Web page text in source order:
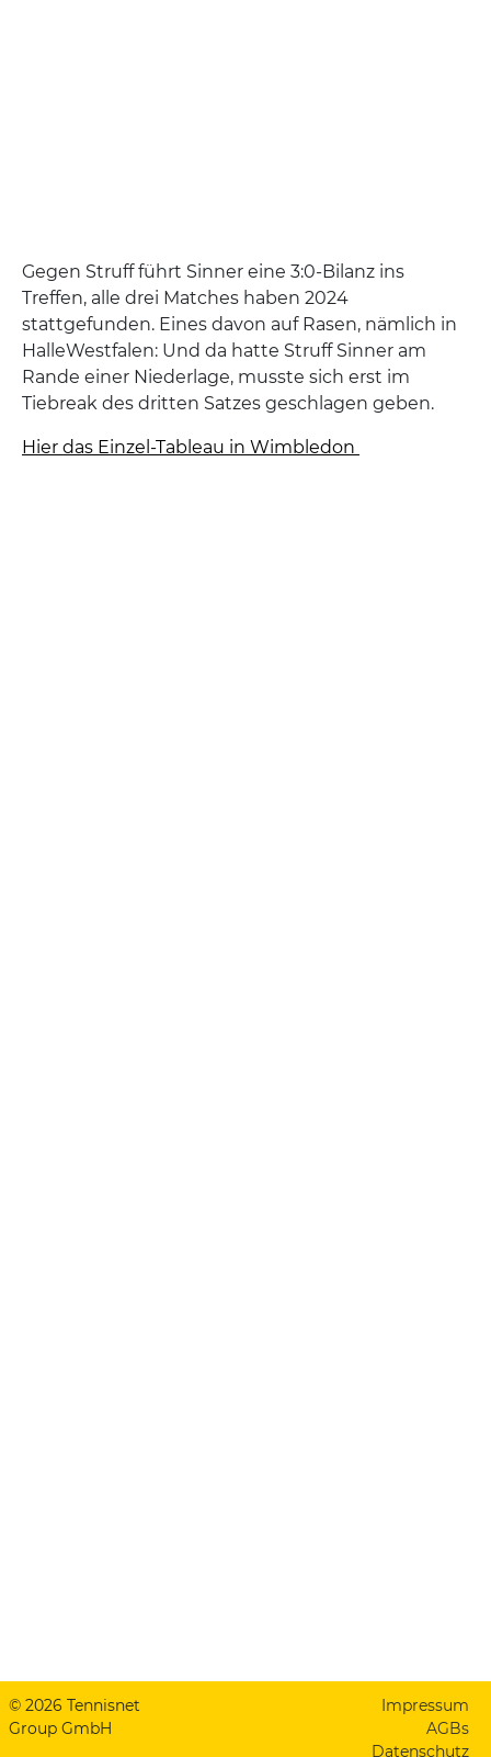
Gegen Struff führt Sinner eine 3:0-Bilanz ins
Treffen, alle drei Matches haben 2024
stattgefunden. Eines davon auf Rasen, nämlich in
HalleWestfalen: Und da hatte Struff Sinner am
Rande einer Niederlage, musste sich erst im
Tiebreak des dritten Satzes geschlagen geben.
Hier das Einzel-Tableau in Wimbledon
© 2026 Tennisnet
Group GmbH
Impressum
AGBs
Datenschutz